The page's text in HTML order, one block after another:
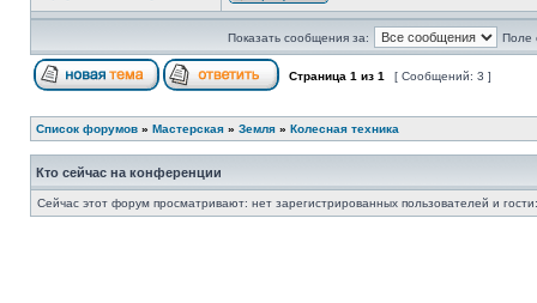
Показать сообщения за: Поле
Страница 1 из 1 [ Сообщений: 3 ]
Список форумов » Мастерская » Земля » Колесная техника
Кто сейчас на конференции
Сейчас этот форум просматривают: нет зарегистрированных пользователей и